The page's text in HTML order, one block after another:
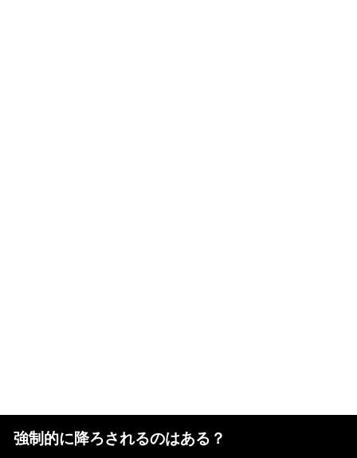
強制的に降ろされるのはある？